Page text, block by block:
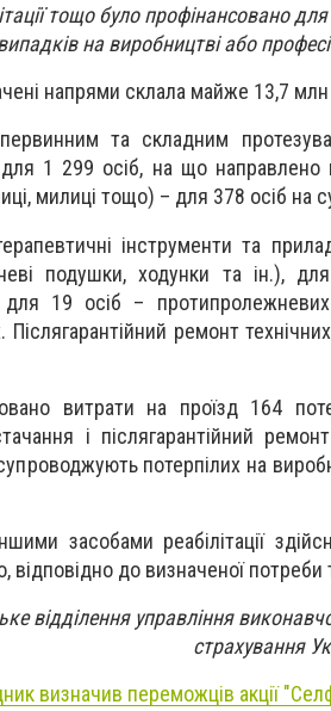
тощо було профінансовано
на виробництві або
напрями склала майже 13,7 млн
та складним
1 299 осіб, на що направлено
милиці тощо) – для 378 осіб
інструменти та
подушки, ходунки та ін.),
для 19 осіб –
ремонт технічних
витрати на проїзд 164
і післягарантійний
потерпілих на
засобами реабілітації
відповідно до визначеної потреби
відділення управління
страхування
визначив переможців акції